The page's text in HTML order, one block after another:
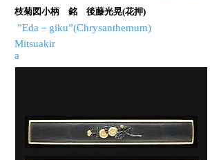
枝菊図小柄 銘 後藤光晃(花押)
”Eda－giku”(Chrysanthemum)
Mitsuakir
a